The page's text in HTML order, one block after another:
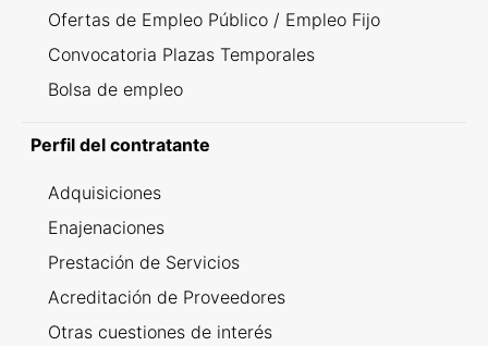
Ofertas de Empleo Público / Empleo Fijo
Convocatoria Plazas Temporales
Bolsa de empleo
Perfil del contratante
Adquisiciones
Enajenaciones
Prestación de Servicios
Acreditación de Proveedores
Otras cuestiones de interés